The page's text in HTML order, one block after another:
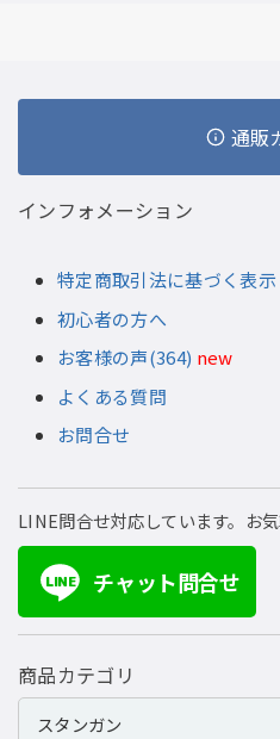
通販
インフォメーション
特定商取引法に基づく表示
初心者の方へ
お客様の声(364) new
よくある質問
お問合せ
LINE問合せ対応しています。お気
LINE チャット問合せ
商品カテゴリ
スタンガン